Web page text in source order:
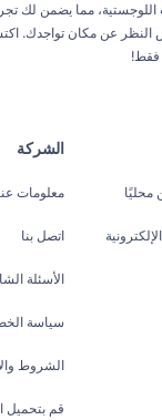
اللوجستية، مما يضمن لك
النظر عن مكان تواجدك.
فقط!
الشركة
معلومات
اتصل بنا
الأسئلة
سياسة
الشروط